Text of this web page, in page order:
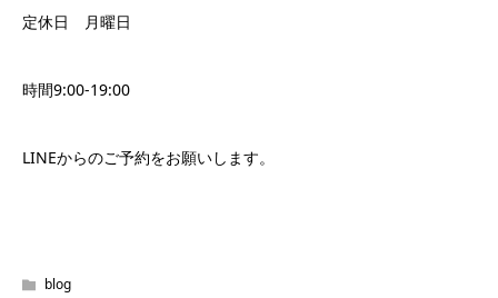
定休日 月曜日
時間9:00-19:00
LINEからのご予約をお願いします。
blog